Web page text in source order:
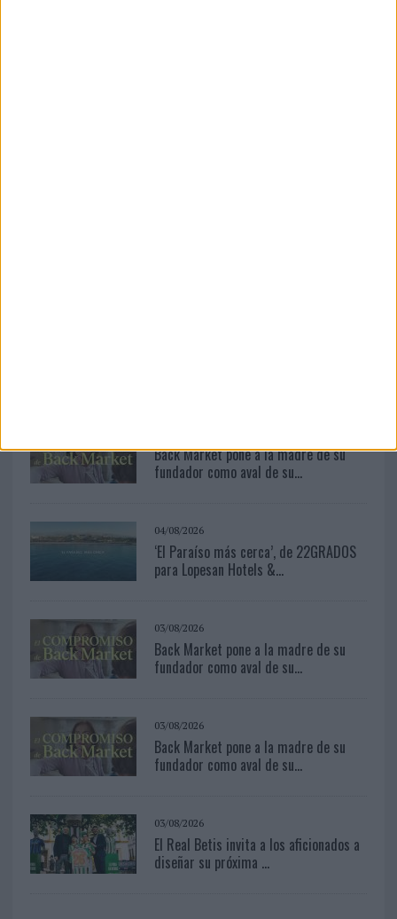
Back Market pone a la madre de su
fundador como aval de su...
04/08/2026
‘El Paraíso más cerca’, de 22GRADOS
para Lopesan Hotels &...
03/08/2026
Back Market pone a la madre de su
fundador como aval de su...
03/08/2026
Back Market pone a la madre de su
fundador como aval de su...
03/08/2026
El Real Betis invita a los aficionados a
diseñar su próxima ...